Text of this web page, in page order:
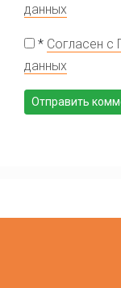
данных
* Согласен с
данных